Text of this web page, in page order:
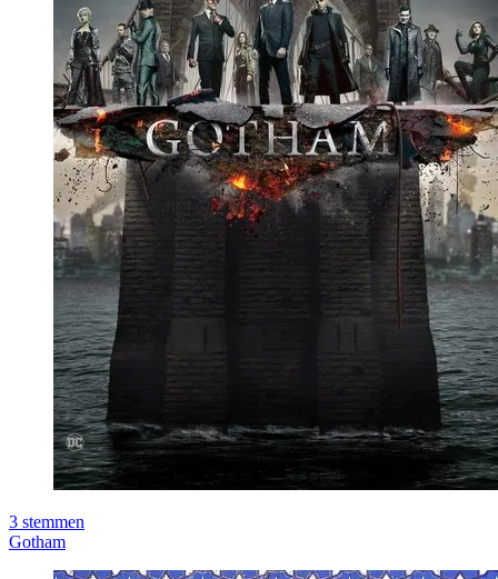
3 stemmen
Gotham